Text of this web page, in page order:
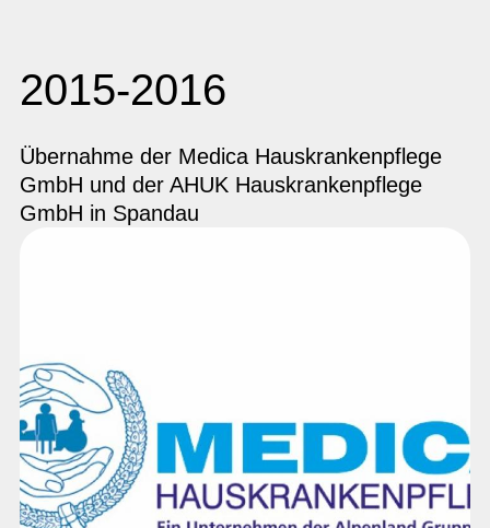
2015-2016
Übernahme der Medica Hauskrankenpflege
GmbH und der AHUK Hauskrankenpflege
GmbH in Spandau